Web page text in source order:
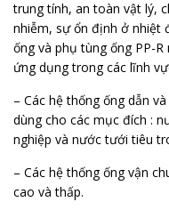
trung tính, an toàn vật lý,
nhiễm, sự ổn định ở nhiệt
ống và phụ tùng ống PP-
ứng dụng trong các lĩnh
– Các hệ thống ống dẫn
dùng cho các mục đích :
nghiệp và nước tưới tiêu
– Các hệ thống ống vận
cao và thấp.